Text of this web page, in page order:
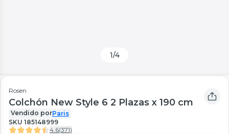
1/4
Rosen
Colchón New Style 6 2 Plazas x 190 cm
Vendido porParis
SKU 185148999
4.6(371)